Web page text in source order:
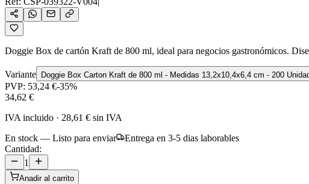
Doggie Box de cartón Kraft de 800 ml, ideal para negocios gastronómicos.
Variante Doggie Box Carton Kraft de 800 ml - Medidas 13,2x10,4x6,4 cm - 200
PVP: 53,24 €-35%
34,62 €
IVA incluido · 28,61 € sin IVA
En stock — Listo para enviar
Entrega en 3-5 dias laborables
Cantidad:
1
Anadir al carrito